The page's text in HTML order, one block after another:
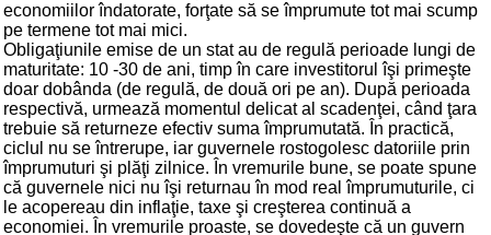
economiilor îndatorate, forţate să se împrumute tot mai scump
pe termene tot mai mici.
Obligaţiunile emise de un stat au de regulă perioade lungi de
maturitate: 10 -30 de ani, timp în care investitorul îşi primeşte
doar dobânda (de regulă, de două ori pe an). După perioada
respectivă, urmează momentul delicat al scadenţei, când ţara
trebuie să returneze efectiv suma împrumutată. În practică,
ciclul nu se întrerupe, iar guvernele rostogolesc datoriile prin
împrumuturi şi plăţi zilnice. În vremurile bune, se poate spune
că guvernele nici nu îşi returnau în mod real împrumuturile, ci
le acopereau din inflaţie, taxe şi creşterea continuă a
economiei. În vremurile proaste, se dovedeşte că un guvern